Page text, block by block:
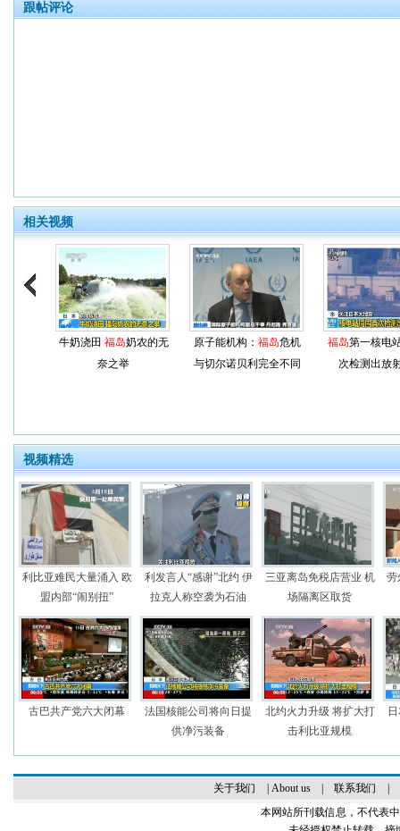
跟帖评论
相关视频
牛奶浇田 福岛奶农的无
奈之举
原子能机构： 福岛危机
与切尔诺贝利完全不同
福岛第一核电
次检测出放
视频精选
利比亚难民大量涌入 欧
盟内部“闹别扭”
利发言人“感谢”北约 伊
拉克人称空袭为石油
三亚离岛免税店营业 机
场隔离区取货
劳
古巴共产党六大闭幕
法国核能公司将向日提
供净污装备
北约火力升级 将扩大打
击利比亚规模
关于我们 About us| 联系我们
本网站所刊载信息，不代表